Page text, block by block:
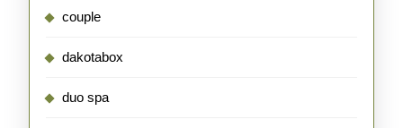
couple
dakotabox
duo spa